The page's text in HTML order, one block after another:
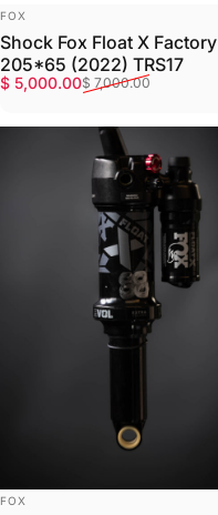
MARCA:
FOX
Shock Fox Float X Factory
205*65 (2022) TRS17
Precio de oferta
$ 5,000.00
Precio habitual
$ 7,000.00
MARCA:
FOX